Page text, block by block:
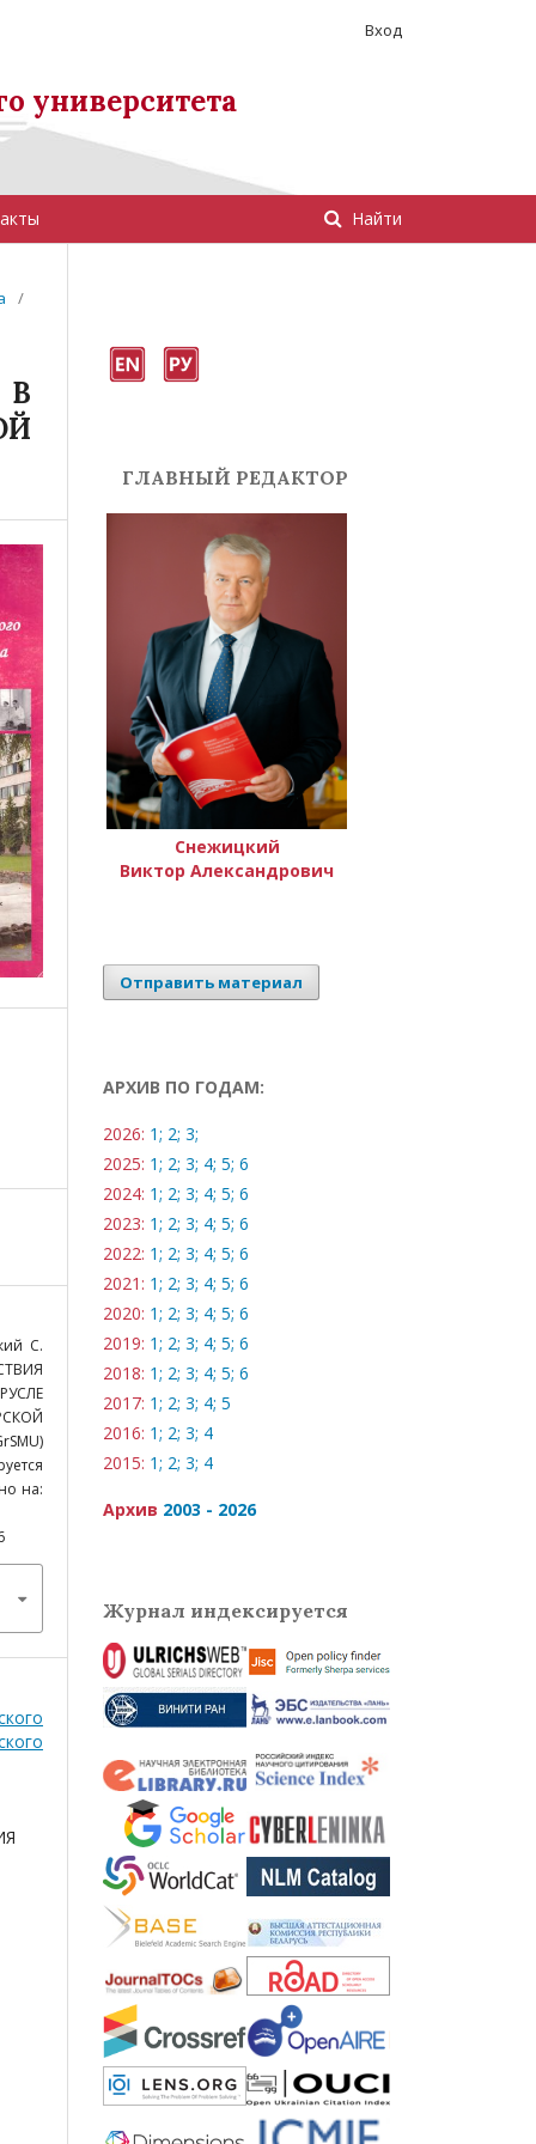
университета
Найти
Вход
/
В
С.
на:
ГЛАВНЫЙ РЕДАКТОР
Снежицкий
Виктор Александрович
Отправить материал
АРХИВ ПО ГОДАМ:
2026: 1; 2; 3;
2025: 1; 2; 3; 4; 5; 6
2024: 1; 2; 3; 4; 5; 6
2023: 1; 2; 3; 4; 5; 6
2022: 1; 2; 3; 4; 5; 6
2021: 1; 2; 3; 4; 5; 6
2020: 1; 2; 3; 4; 5; 6
2019: 1; 2; 3; 4; 5; 6
2018: 1; 2; 3; 4; 5; 6
2017: 1; 2; 3; 4; 5
2016: 1; 2; 3; 4
2015: 1; 2; 3; 4
Архив 2003 - 2026
Журнал индексируется